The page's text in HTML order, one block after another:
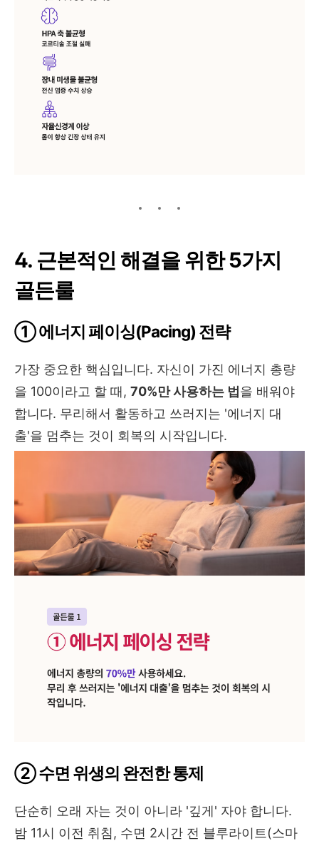
4. 근본적인 해결을 위한 5가지
골든룰
① 에너지 페이싱(Pacing) 전략
가장 중요한 핵심입니다. 자신이 가진 에너지 총량
을 100이라고 할 때, 70%만 사용하는 법을 배워야
합니다. 무리해서 활동하고 쓰러지는 '에너지 대
출'을 멈추는 것이 회복의 시작입니다.
② 수면 위생의 완전한 통제
단순히 오래 자는 것이 아니라 '깊게' 자야 합니다.
밤 11시 이전 취침, 수면 2시간 전 블루라이트(스마